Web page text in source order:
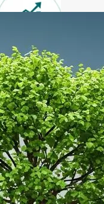
組み・メ